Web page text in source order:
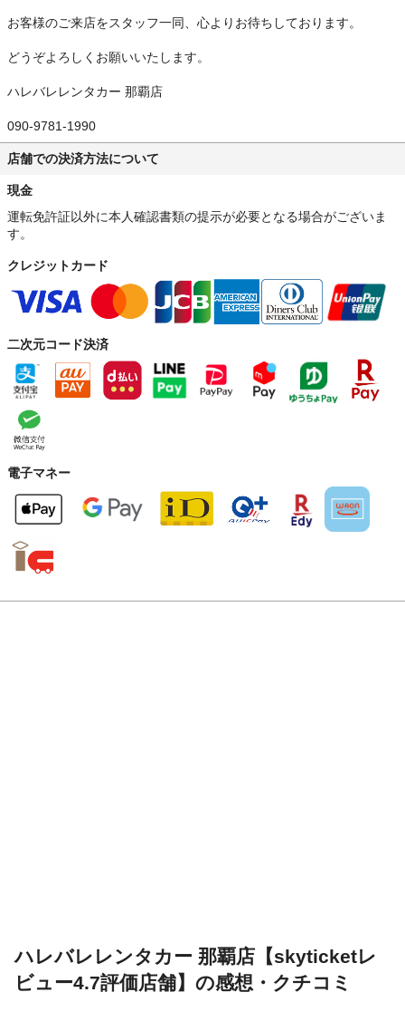
お客様のご来店をスタッフ一同、心よりお待ちしております。
どうぞよろしくお願いいたします。
ハレバレレンタカー 那覇店
090-9781-1990
店舗での決済方法について
現金
運転免許証以外に本人確認書類の提示が必要となる場合がございま
す。
クレジットカード
二次元コード決済
電子マネー
ハレバレレンタカー 那覇店【skyticketレ
ビュー4.7評価店舗】の感想・クチコミ